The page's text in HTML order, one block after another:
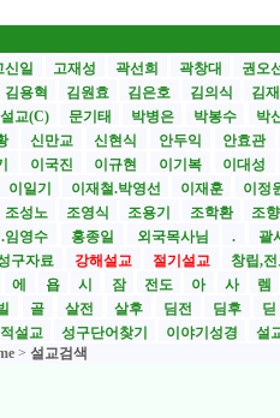
신일 고재성 곽선희 곽창대
권오
김용혁 김원효 김은호 김의식
김
교(C) 문기태 박병은 박봉수
박
신만교 신현식 안두익
안효관
이국진 이규현 이기복
이대성
이일기 이재철.박영선 이재훈
이정
조성노 조영식 조용기 조학환
조
임영수 홍종일 외국목사님 .
괄
구자료 강해설교 절기설교
창립,
에 욥 시 잠 전도 아 사
렘
골 살전 살후 딤전 딤후
딛
설교 성구단어찾기 이야기성경
설
> 설교검색